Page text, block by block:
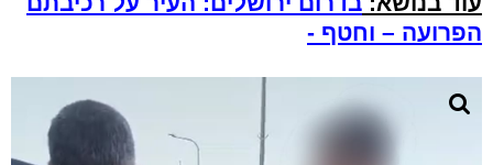
הפרועה – וחטף -